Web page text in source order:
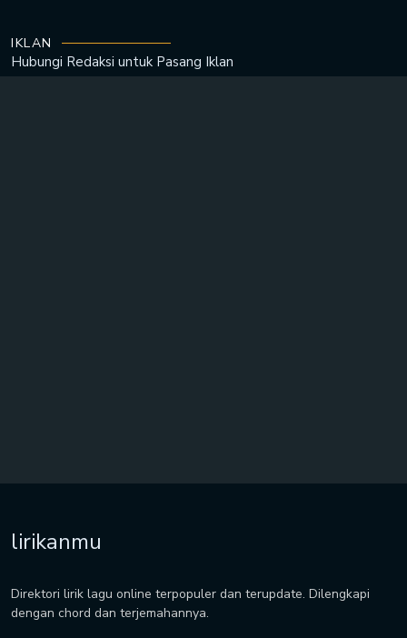
IKLAN
Hubungi Redaksi untuk Pasang Iklan
lirikanmu
Direktori lirik lagu online terpopuler dan terupdate. Dilengkapi
dengan chord dan terjemahannya.